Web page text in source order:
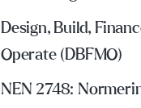
Design, Build,
Operate (DBFMO)
NEN 2748: